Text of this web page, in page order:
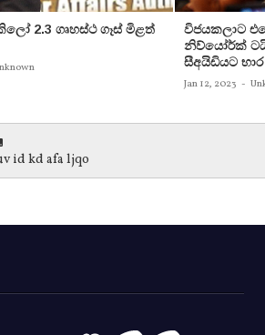
2.3 ගෘහස්ථ ගෑස් මිළත්
විජයකලාට
නිව්යෝර්ක්‌
සීඅයිඩියට
Jan 12, 2023 -
id kd afa ljqo